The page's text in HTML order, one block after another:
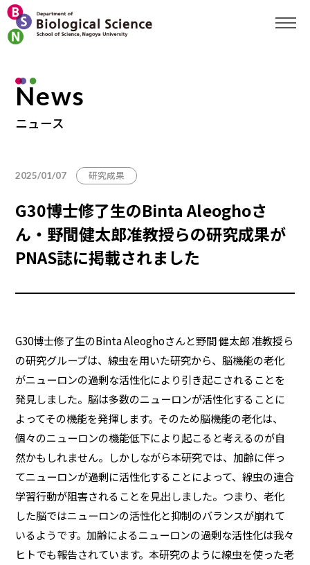
News
ニュース
2025/01/07 研究成果
G30博士修了生のBinta Aleoghoさ
ん・野間健太郎准教授らの研究成果が
PNAS誌に掲載されました
G30博士修了生のBinta Aleoghoさんと野間 健太郎 准教授ら
の研究グループは、線虫を用いた研究から、脳機能の老化
がニューロンの過剰な活性化により引き起こされることを
発見しました。脳は多数のニューロンが活性化することに
よってその機能を発揮します。そのため脳機能の老化は、
個々のニューロンの機能低下により起こると考えるのが自
然かもしれません。しかしながら本研究では、加齢に伴っ
てニューロンが過剰に活性化することによって、線虫の連合
学習行動が阻害されることを見出しました。つまり、老化
した脳ではニューロンの活性化と抑制のバランスが崩れて
いるようです。加齢によるニューロンの過剰な活性化は我々
ヒトでも報告されています。本研究のように線虫を使った老